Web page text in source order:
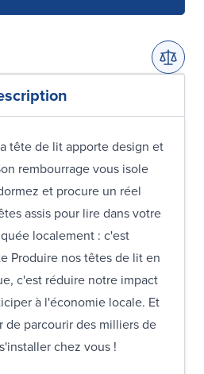
tête de lit apporte design et
rembourrage vous isole
et procure un réel
assis pour lire dans votre
localement : c'est
Produire nos têtes de lit en
c'est réduire notre impact
à l'économie locale. Et
de parcourir des milliers de
chez vous !